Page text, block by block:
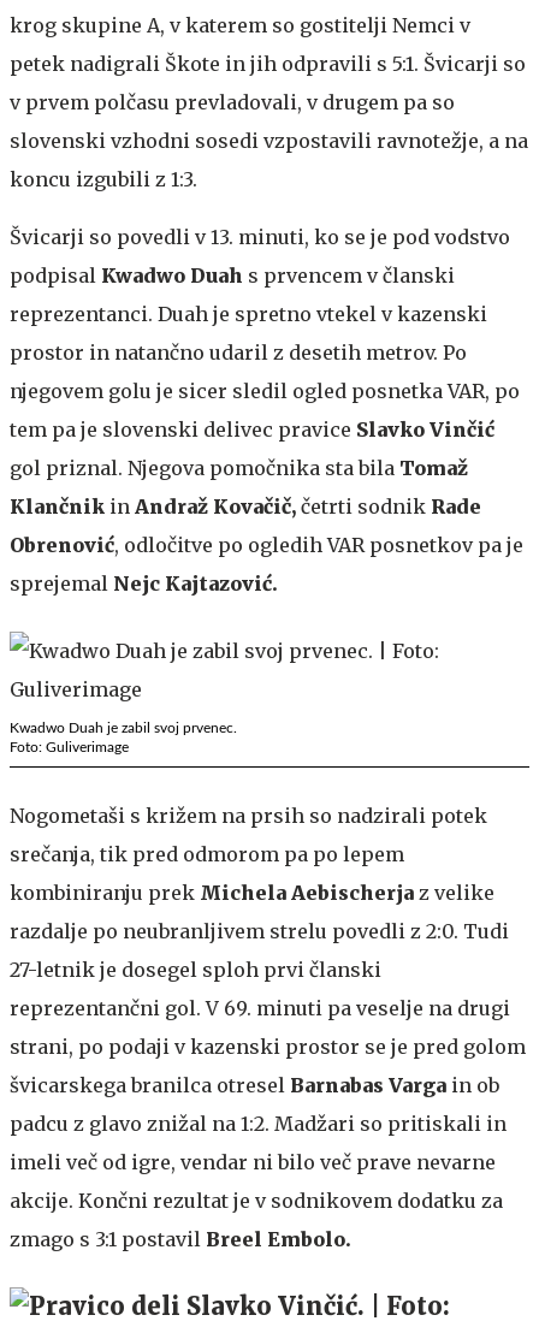
krog skupine A, v katerem so gostitelji Nemci v
petek nadigrali Škote in jih odpravili s 5:1. Švicarji so
v prvem polčasu prevladovali, v drugem pa so
slovenski vzhodni sosedi vzpostavili ravnotežje, a na
koncu izgubili z 1:3.
Švicarji so povedli v 13. minuti, ko se je pod vodstvo
podpisal Kwadwo Duah s prvencem v članski
reprezentanci. Duah je spretno vtekel v kazenski
prostor in natančno udaril z desetih metrov. Po
njegovem golu je sicer sledil ogled posnetka VAR, po
tem pa je slovenski delivec pravice Slavko Vinčić
gol priznal. Njegova pomočnika sta bila Tomaž
Klančnik in Andraž Kovačič, četrti sodnik Rade
Obrenović, odločitve po ogledih VAR posnetkov pa je
sprejemal Nejc Kajtazović.
Kwadwo Duah je zabil svoj prvenec.
Foto: Guliverimage
Nogometaši s križem na prsih so nadzirali potek
srečanja, tik pred odmorom pa po lepem
kombiniranju prek Michela Aebischerja z velike
razdalje po neubranljivem strelu povedli z 2:0. Tudi
27-letnik je dosegel sploh prvi članski
reprezentančni gol. V 69. minuti pa veselje na drugi
strani, po podaji v kazenski prostor se je pred golom
švicarskega branilca otresel Barnabas Varga in ob
padcu z glavo znižal na 1:2. Madžari so pritiskali in
imeli več od igre, vendar ni bilo več prave nevarne
akcije. Končni rezultat je v sodnikovem dodatku za
zmago s 3:1 postavil Breel Embolo.